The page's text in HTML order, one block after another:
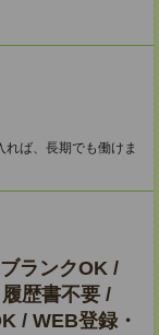
ば、長期でも働けま
ランクOK /
歴書不要 /
/ WEB登録・